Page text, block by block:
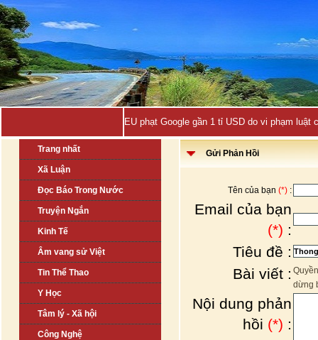
EU phạt Google gần 1 tỉ USD do vi phạm luật
Trang nhất
Xã Luận
Đọc Báo Trong Nước
Truyện Ngắn
Kinh Tế
Âm vang sử Việt
Tin Thể Thao
Y Học
Tâm lý - Xã hội
Công Nghệ
Gửi Phản Hồi
Tên của bạn (*) :
Email của bạn
(*) :
Tiêu đề :
Bài viết :
dừng
Nội dung phản
hồi (*) :